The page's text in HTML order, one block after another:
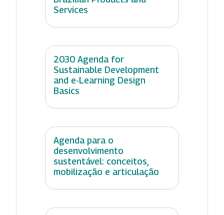
Services
2030 Agenda for
Sustainable Development
and e-Learning Design
Basics
Agenda para o
desenvolvimento
sustentável: conceitos,
mobilização e articulação